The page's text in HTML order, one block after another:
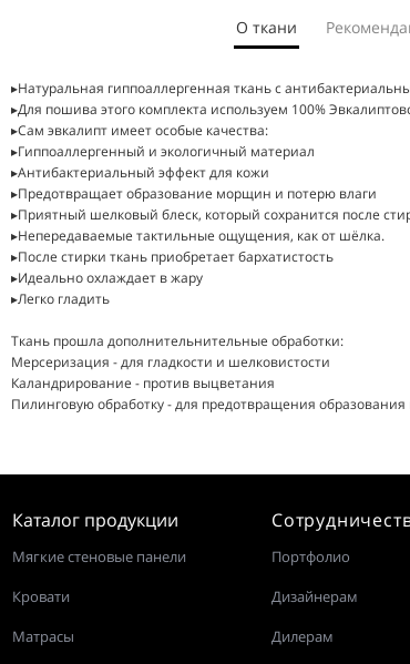
О ткани
▸Натуральная гиппоаллергенная ткань с
▸Для пошива этого комплекта используем 100%
▸Сам эвкалипт имеет особые качества:
▸Гиппоаллергенный и экологичный материал
▸Антибактериальный эффект для кожи
▸Предотвращает образование морщин и потерю влаги
▸Приятный шелковый блеск, который сохранится после
▸Непередаваемые тактильные ощущения, как от шёлка.
▸После стирки ткань приобретает бархатистость
▸Идеально охлаждает в жару
▸Легко гладить
Ткань прошла дополнительнительные обработки:
Мерсеризация - для гладкости и шелковистости
Каландрирование - против выцветания
Пилинговую обработку - для предотвращения
▸Перед первым использованием, постирайте белье в
▸Бельё может давать усадку до 6-8% - это учтено в размерах
▸При стирке заполняйте барабан стиральной машины до
▸Выворачивайте изделия наизнанку, чтобы дольше
▸Застегивайте все молнии перед началом стирки
▸Не используйте отбеливающие средства
▸Рекомендуем бережную стирку не выше 40 градусов С
▸Автоматическая сушка на деликатном режиме
Каталог продукции
Мягкие стеновые панели
Кровати
Матрасы
Портфолио
Дизайнерам
Дилерам